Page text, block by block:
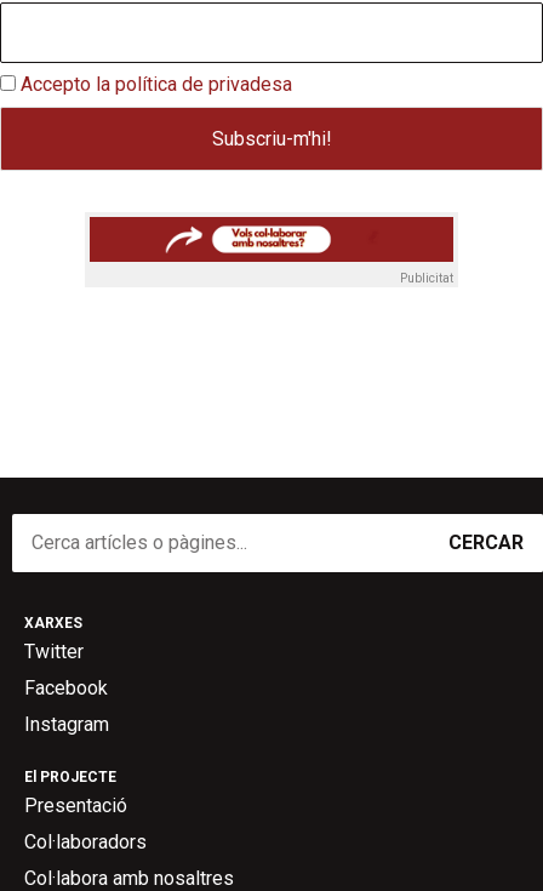
Accepto la política de privadesa
Publicitat
CERCAR
El PROJECTE
Presentació
Col·laboradors
Col·labora amb nosaltres
XARXES
Twitter
Facebook
Instagram